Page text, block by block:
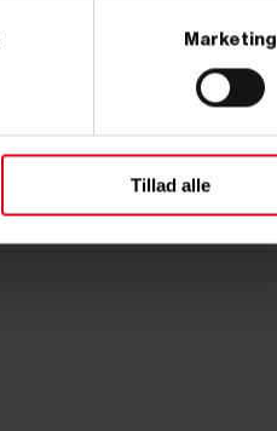
Marketing
Tillad alle